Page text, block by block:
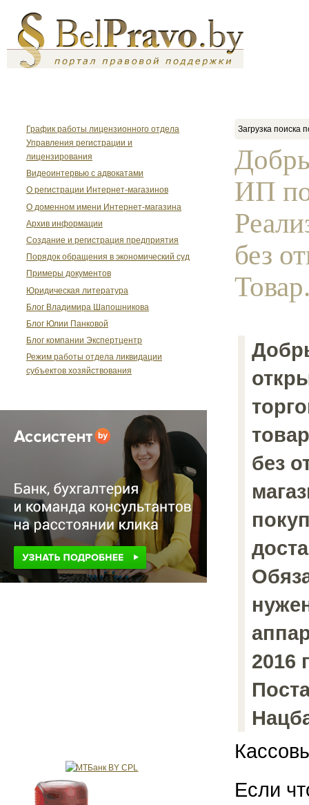
График работы лицензионного отдела
Управления регистрации и
лицензирования
Видеоинтервью с адвокатами
О регистрации Интернет-магазинов
О доменном имени Интернет-магазина
Архив информации
Создание и регистрация предприятия
Порядок обращения в экономический суд
Примеры документов
Юридическая литература
Блог Владимира Шапошникова
Блог Юлии Панковой
Блог компании Экспертцентр
Режим работы отдела ликвидации
субъектов хозяйствования
Загрузка поиска
ИП по
без
без
2016
Если